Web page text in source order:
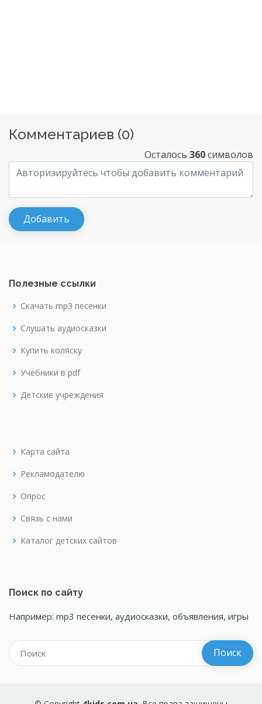
Комментариев (0)
Осталось 360символов
Полезные ссылки
Скачать mp3 песенки
Слушать аудиосказки
Купить коляску
Учебники в pdf
Детские учреждения
Карта сайта
Рекламодателю
Опрос
Связь с нами
Каталог детских сайтов
Поиск по сайту
Например: mp3 песенки, аудиосказки, объявления, игры